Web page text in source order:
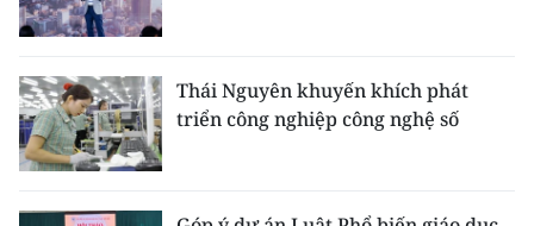
Thái Nguyên khuyến khích phát
triển công nghiệp công nghệ số